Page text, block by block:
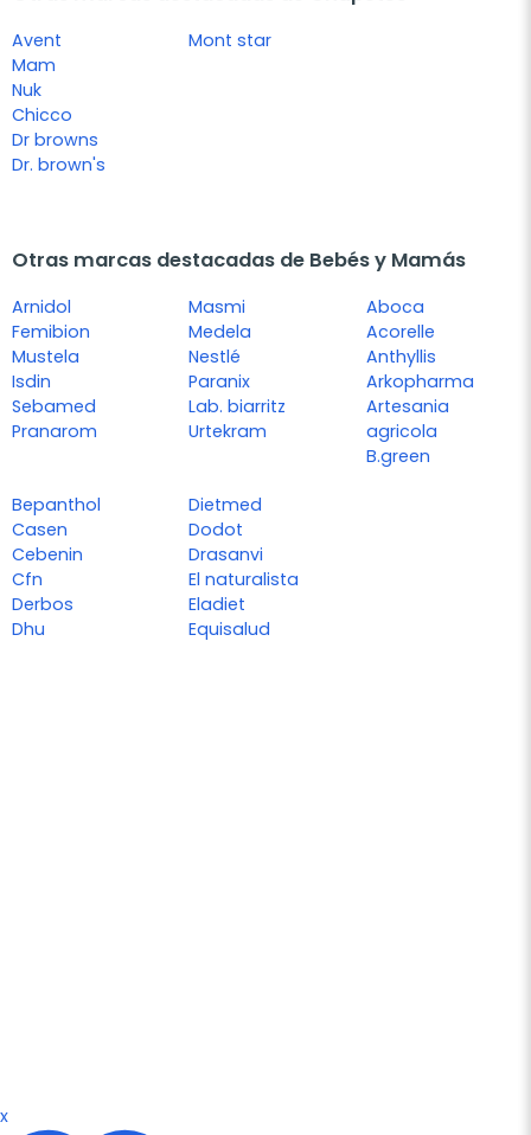
Avent
Mam
Nuk
Chicco
Dr browns
Dr. brown's
Mont star
Otras marcas destacadas de Bebés y Mamás
Arnidol
Femibion
Mustela
Isdin
Sebamed
Pranarom
Masmi
Medela
Nestlé
Paranix
Lab. biarritz
Urtekram
Aboca
Acorelle
Anthyllis
Arkopharma
Artesania
agricola
B.green
Bepanthol
Casen
Cebenin
Cfn
Derbos
Dhu
Dietmed
Dodot
Drasanvi
El naturalista
Eladiet
Equisalud
x